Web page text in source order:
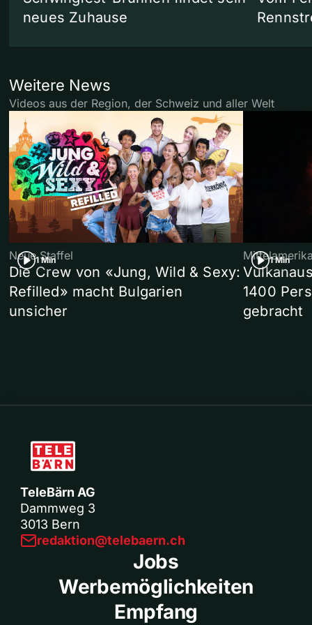
neues Zuhause
Weitere News
Videos aus der Region, der Schweiz und aller Welt
1 Min
Neue Staffel
Die Crew von «Jung, Wild & Sexy:
Refilled» macht Bulgarien
unsicher
1 Min
1400
gebracht
TeleBärn AG
Dammweg 3
3013 Bern
redaktion@telebaern.ch
Jobs
Werbemöglichkeiten
Empfang